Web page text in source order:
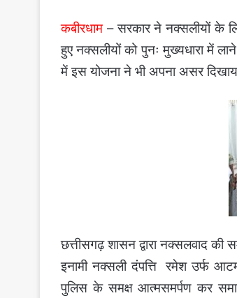
कबीरधाम – सरकार ने नक्सलीयों के
हुए नक्सलीयों को पुनः मुख्यधारा में
में इस योजना ने भी अपना असर
छत्तीसगढ़ शासन द्वारा नक्सलवाद की
इनामी नक्सली दंपत्ति रमेश उर्फ
पुलिस के समक्ष आत्मसमर्पण कर